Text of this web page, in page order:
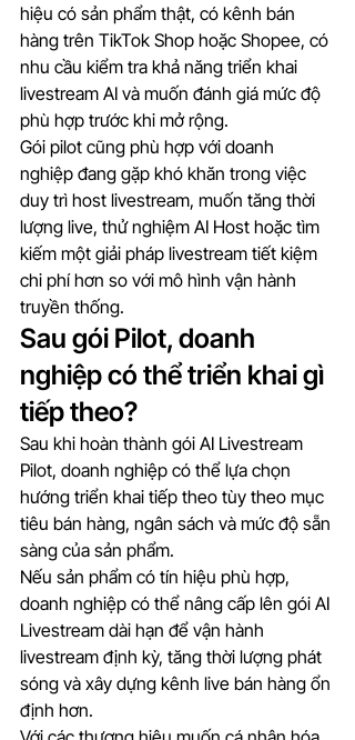
hiệu có sản phẩm thật, có kênh bán
hàng trên TikTok Shop hoặc Shopee, có
nhu cầu kiểm tra khả năng triển khai
livestream AI và muốn đánh giá mức độ
phù hợp trước khi mở rộng.
Gói pilot cũng phù hợp với doanh
nghiệp đang gặp khó khăn trong việc
duy trì host livestream, muốn tăng thời
lượng live, thử nghiệm AI Host hoặc tìm
kiếm một giải pháp livestream tiết kiệm
chi phí hơn so với mô hình vận hành
truyền thống.
Sau gói Pilot, doanh
nghiệp có thể triển khai gì
tiếp theo?
Sau khi hoàn thành gói AI Livestream
Pilot, doanh nghiệp có thể lựa chọn
hướng triển khai tiếp theo tùy theo mục
tiêu bán hàng, ngân sách và mức độ sẵn
sàng của sản phẩm.
Nếu sản phẩm có tín hiệu phù hợp,
doanh nghiệp có thể nâng cấp lên gói AI
Livestream dài hạn để vận hành
livestream định kỳ, tăng thời lượng phát
sóng và xây dựng kênh live bán hàng ổn
định hơn.